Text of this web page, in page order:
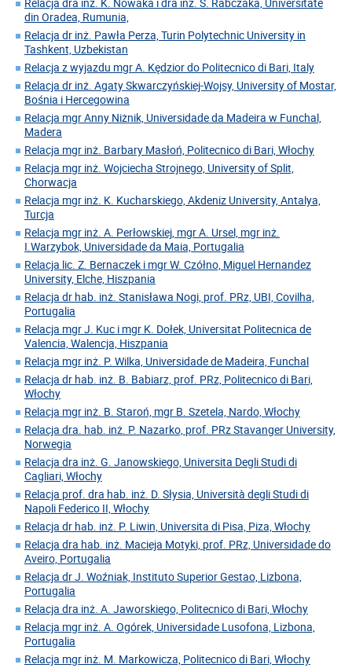
din Oradea, Rumunia,
Relacja dr inż. Pawła Perza, Turin Polytechnic University in
Tashkent, Uzbekistan
Relacja z wyjazdu mgr A. Kędzior do Politecnico di Bari, Italy
Relacja dr inż. Agaty Skwarczyńskiej-Wojsy, University of Mostar,
Bośnia i Hercegowina
Relacja mgr Anny Niżnik, Universidade da Madeira w Funchal,
Madera
Relacja mgr inż. Barbary Masłoń, Politecnico di Bari, Włochy
Relacja mgr inż. Wojciecha Strojnego, University of Split,
Chorwacja
Relacja mgr inż. K. Kucharskiego, Akdeniz University, Antalya,
Turcja
Relacja mgr inż. A. Perłowskiej, mgr A. Ursel, mgr inż.
I.Warzybok, Universidade da Maia, Portugalia
Relacja lic. Z. Bernaczek i mgr W. Czółno, Miguel Hernandez
University, Elche, Hiszpania
Relacja dr hab. inż. Stanisława Nogi, prof. PRz, UBI, Covilha,
Portugalia
Relacja mgr J. Kuc i mgr K. Dołek, Universitat Politecnica de
Valencia, Walencja, Hiszpania
Relacja mgr inż. P. Wilka, Universidade de Madeira, Funchal
Relacja dr hab. inż. B. Babiarz, prof. PRz, Politecnico di Bari,
Włochy
Relacja mgr inż. B. Staroń, mgr B. Szetela, Nardo, Włochy
Relacja dra. hab. inż. P. Nazarko, prof. PRz Stavanger University,
Norwegia
Relacja dra inż. G. Janowskiego, Universita Degli Studi di
Cagliari, Włochy
Relacja prof. dra hab. inż. D. Słysia, Università degli Studi di
Napoli Federico II, Włochy
Relacja dr hab. inż. P. Liwin, Universita di Pisa, Piza, Włochy
Relacja dra hab. inż. Macieja Motyki, prof. PRz, Universidade do
Aveiro, Portugalia
Relacja dr J. Woźniak, Instituto Superior Gestao, Lizbona,
Portugalia
Relacja dra inż. A. Jaworskiego, Politecnico di Bari, Włochy
Relacja mgr inż. A. Ogórek, Universidade Lusofona, Lizbona,
Portugalia
Relacja mgr inż. M. Markowicza, Politecnico di Bari, Włochy